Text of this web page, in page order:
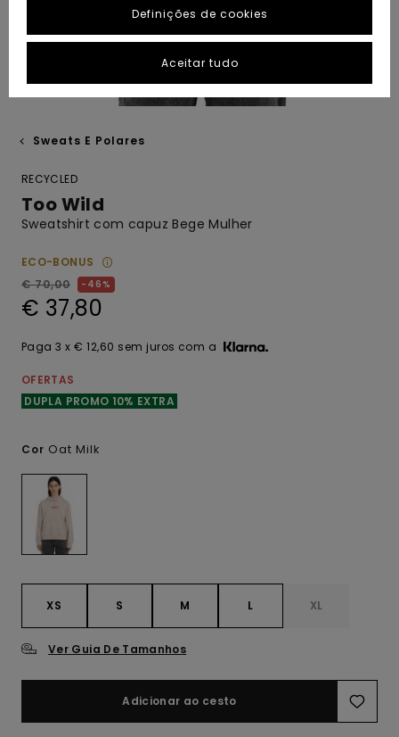
Sweats E Polares
RECYCLED
Too Wild
Sweatshirt com capuz Bege Mulher
ECO-BONUS
€ 70,00
46%
€ 37,80
Paga 3 x € 12,60 sem juros com a
OFERTAS
DUPLA PROMO 10% EXTRA
Cor Oat Milk
XS S M L XL
Ver Guia De Tamanhos
Adicionar ao cesto
Definições de cookies
Aceitar tudo